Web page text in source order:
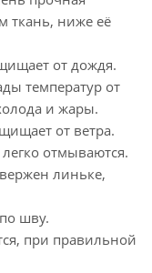
ткань, ниже её
от дождя.
температур от
и жары.
от ветра.
отмываются.
линьке,
шву.
при правильной